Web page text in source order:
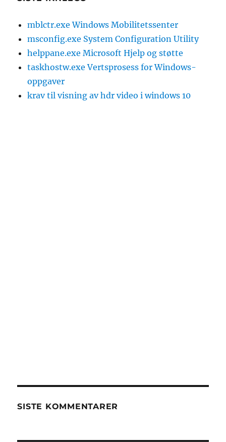
mblctr.exe Windows Mobilitetssenter
msconfig.exe System Configuration Utility
helppane.exe Microsoft Hjelp og støtte
taskhostw.exe Vertsprosess for Windows-
oppgaver
krav til visning av hdr video i windows 10
SISTE KOMMENTARER